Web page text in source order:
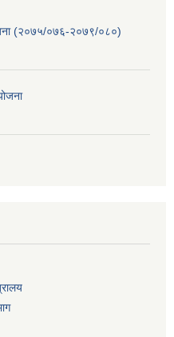
(२०७५/०७६-२०७९/०८०)